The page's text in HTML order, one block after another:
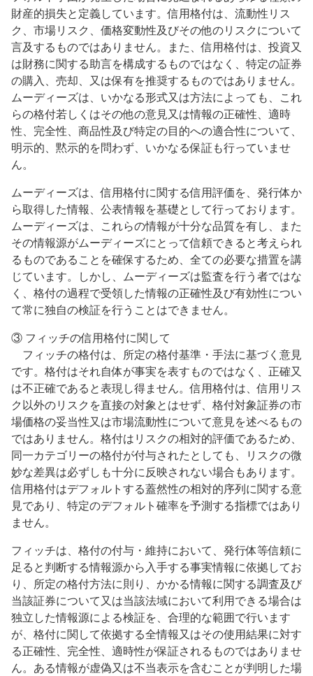
財産的損失と定義しています。信用格付は、流動性リス
ク、市場リスク、価格変動性及びその他のリスクについて
言及するものではありません。また、信用格付は、投資又
は財務に関する助言を構成するものではなく、特定の証券
の購入、売却、又は保有を推奨するものではありません。
ムーディーズは、いかなる形式又は方法によっても、これ
らの格付若しくはその他の意見又は情報の正確性、適時
性、完全性、商品性及び特定の目的への適合性について、
明示的、黙示的を問わず、いかなる保証も行っていませ
ん。
ムーディーズは、信用格付に関する信用評価を、発行体か
ら取得した情報、公表情報を基礎として行っております。
ムーディーズは、これらの情報が十分な品質を有し、また
その情報源がムーディーズにとって信頼できると考えられ
るものであることを確保するため、全ての必要な措置を講
じています。しかし、ムーディーズは監査を行う者ではな
く、格付の過程で受領した情報の正確性及び有効性につい
て常に独自の検証を行うことはできません。
③ フィッチの信用格付に関して
フィッチの格付は、所定の格付基準・手法に基づく意見
です。格付はそれ自体が事実を表すものではなく、正確又
は不正確であると表現し得ません。信用格付は、信用リス
ク以外のリスクを直接の対象とはせず、格付対象証券の市
場価格の妥当性又は市場流動性について意見を述べるもの
ではありません。格付はリスクの相対的評価であるため、
同一カテゴリーの格付が付与されたとしても、リスクの微
妙な差異は必ずしも十分に反映されない場合もあります。
信用格付はデフォルトする蓋然性の相対的序列に関する意
見であり、特定のデフォルト確率を予測する指標ではあり
ません。
フィッチは、格付の付与・維持において、発行体等信頼に
足ると判断する情報源から入手する事実情報に依拠してお
り、所定の格付方法に則り、かかる情報に関する調査及び
当該証券について又は当該法域において利用できる場合は
独立した情報源による検証を、合理的な範囲で行います
が、格付に関して依拠する全情報又はその使用結果に対す
る正確性、完全性、適時性が保証されるものではありませ
ん。ある情報が虚偽又は不当表示を含むことが判明した場